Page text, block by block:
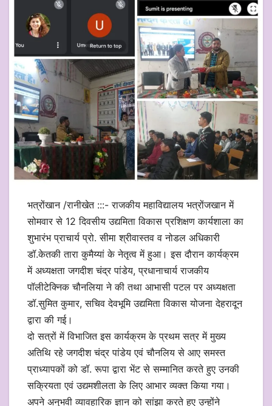
भत्रोंखान /रानीखेत :::- राजकीय महाविद्यालय भत्रोंजखान में
सोमवार से 12 दिवसीय उद्यमिता विकास प्रशिक्षण कार्यशाला का
शुभारंभ प्राचार्य प्रो. सीमा श्रीवास्तव व नोडल अधिकारी
डॉ.केतकी तारा कुमैय्यां के नेतृत्व में हुआ। इस दौरान कार्यक्रम
में अध्यक्षता जगदीश चंद्र पांडेय, प्रधानाचार्य राजकीय
पॉलीटेक्निक चौनलिया ने की तथा आभासी पटल पर अध्यक्षता
डॉ.सुमित कुमार, सचिव देवभूमि उद्यमिता विकास योजना देहरादून
द्वारा की गई।
दो सत्रों में विभाजित इस कार्यक्रम के प्रथम सत्र में मुख्य
अतिथि रहे जगदीश चंद्र पांडेय एवं चौनलिय से आए समस्त
प्राध्यापकों को डॉ. रूपा द्वारा भेंट से सम्मानित करते हुए उनकी
सक्रियता एवं उद्यमशीलता के लिए आभार व्यक्त किया गया।
अपने अनुभवी व्यावहारिक ज्ञान को सांझा करते हुए उन्होंने